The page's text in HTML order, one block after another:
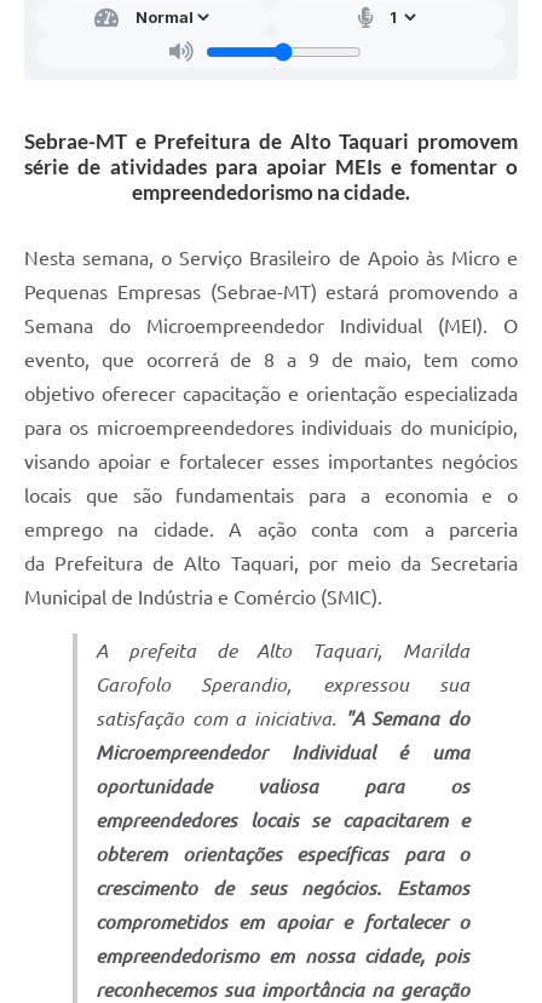
Sebrae-MT e Prefeitura de Alto Taquari promovem
série de atividades para apoiar MEIs e fomentar o
empreendedorismo na cidade.
Nesta semana, o Serviço Brasileiro de Apoio às Micro e
Pequenas Empresas (Sebrae-MT) estará promovendo a
Semana do Microempreendedor Individual (MEI). O
evento, que ocorrerá de 8 a 9 de maio, tem como
objetivo oferecer capacitação e orientação especializada
para os microempreendedores individuais do município,
visando apoiar e fortalecer esses importantes negócios
locais que são fundamentais para a economia e o
emprego na cidade. A ação conta com a parceria
da Prefeitura de Alto Taquari, por meio da Secretaria
Municipal de Indústria e Comércio (SMIC).
A prefeita de Alto Taquari, Marilda
Garofolo Sperandio, expressou sua
satisfação com a iniciativa.
"A Semana do
Microempreendedor Individual é uma
oportunidade valiosa para os
empreendedores locais se capacitarem e
obterem orientações específicas para o
crescimento de seus negócios. Estamos
comprometidos em apoiar e fortalecer o
empreendedorismo em nossa cidade, pois
reconhecemos sua importância na geração